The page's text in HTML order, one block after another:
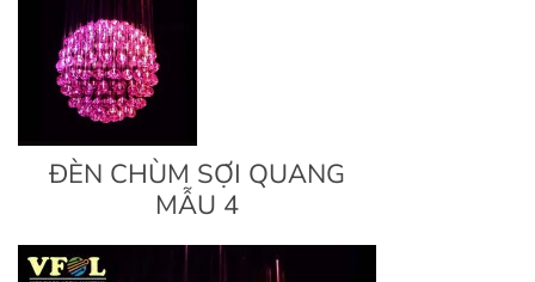
ĐÈN CHÙM SỢI QUANG
MẪU 4